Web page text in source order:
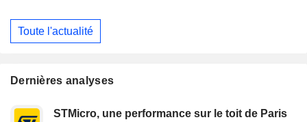
Toute l'actualité
Dernières analyses
STMicro, une performance sur le toit de Paris